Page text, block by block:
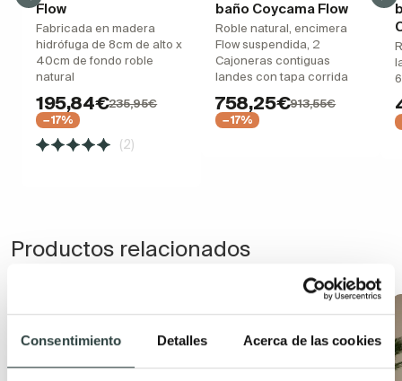
Consentimiento Detalles Acerca de las cookies
Flow
Fabricada en madera
hidrófuga de 8cm de alto x
40cm de fondo roble
natural
195,84€235,95€
−17%
(2)
baño Coycama Flow
Roble natural, encimera
Flow suspendida, 2
Cajoneras contiguas
landes con tapa corrida
758,25€913,55€
−17%
Productos relacionados